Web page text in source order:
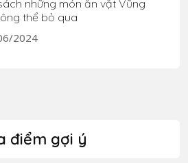
những món ăn vặt Vũng
thể bỏ qua
2024
điểm gợi ý